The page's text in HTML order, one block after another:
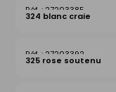
27203385
324 blanc craie
27203392
325 rose soutenu